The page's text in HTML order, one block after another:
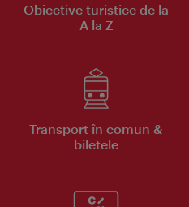
Obiective turistice de la
A la Z
Transport în comun &
biletele